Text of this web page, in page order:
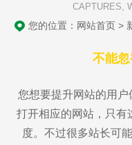
CAPTURES,
您的位置： 网站首页 >
不能
您想要提升网站的用
打开相应的网站，只有
度。不过很多站长可